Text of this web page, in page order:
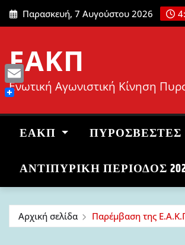
Μετάβαση
στο
Παρασκευή, 7 Αυγούστου 2026
ΕΑΚΠ
Ενωτική Αγωνιστική Κίνηση
ΕΑΚΠ ΠΥΡΟΣΒΈΣΤΕΣ
ΑΝΤΙΠΥΡΙΚΉ ΠΕΡΊΟΔΟΣ
Αρχική σελίδα Παρέμβαση της
Email